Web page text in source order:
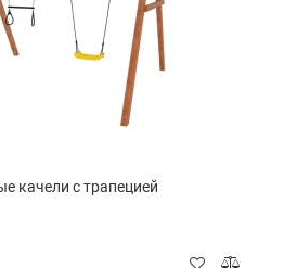
качели с трапецией